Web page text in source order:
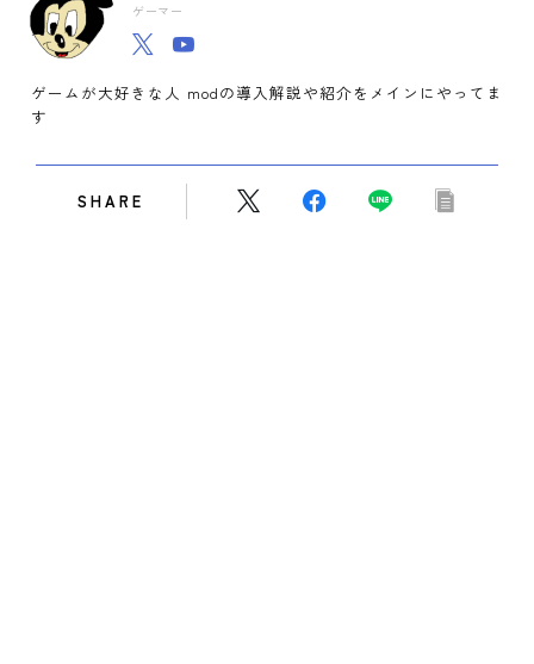
ゲーマー
ゲームが大好きな人 modの導入解説や紹介をメインにやってま
す
SHARE